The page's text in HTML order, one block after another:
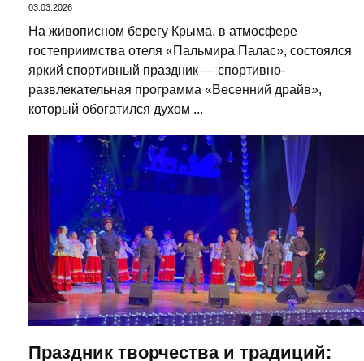
03.03.2026
На живописном берегу Крыма, в атмосфере
гостеприимства отеля «Пальмира Палас», состоялся
яркий спортивный праздник — спортивно-
развлекательная программа «Весенний драйв»,
который обогатился духом ...
Праздник творчества и традиций: